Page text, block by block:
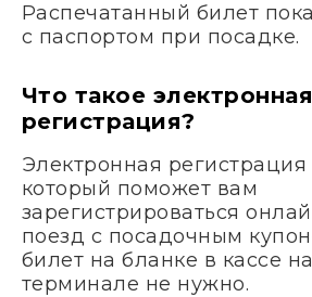
Распечатанный билет
с паспортом при посадке.
Что такое электронная
регистрация?
Электронная регистрация
который поможет вам
зарегистрироваться
поезд с посадочным
билет на бланке в кассе
терминале не нужно.